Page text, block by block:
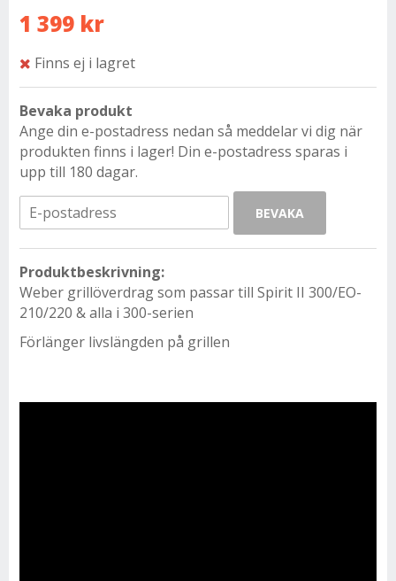
1 399 kr
Finns ej i lagret
Bevaka produkt
Ange din e-postadress nedan så meddelar vi dig när
produkten finns i lager! Din e-postadress sparas i
upp till 180 dagar.
BEVAKA
Produktbeskrivning:
Weber grillöverdrag som passar till Spirit II 300/EO-
210/220 & alla i 300-serien
Förlänger livslängden på grillen